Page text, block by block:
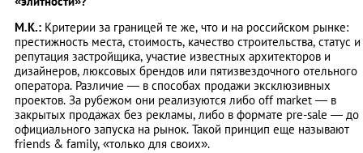
М.К.: Критерии за границей те же, что и на российском рынке:
престижность места, стоимость, качество строительства, статус и
репутация застройщика, участие известных архитекторов и
дизайнеров, люксовых брендов или пятизвездочного отельного
оператора. Различие — в способах продажи эксклюзивных
проектов. За рубежом они реализуются либо off market ― в
закрытых продажах без рекламы, либо в формате pre-sale — до
официального запуска на рынок. Такой принцип еще называют
friends & family, «только для своих».